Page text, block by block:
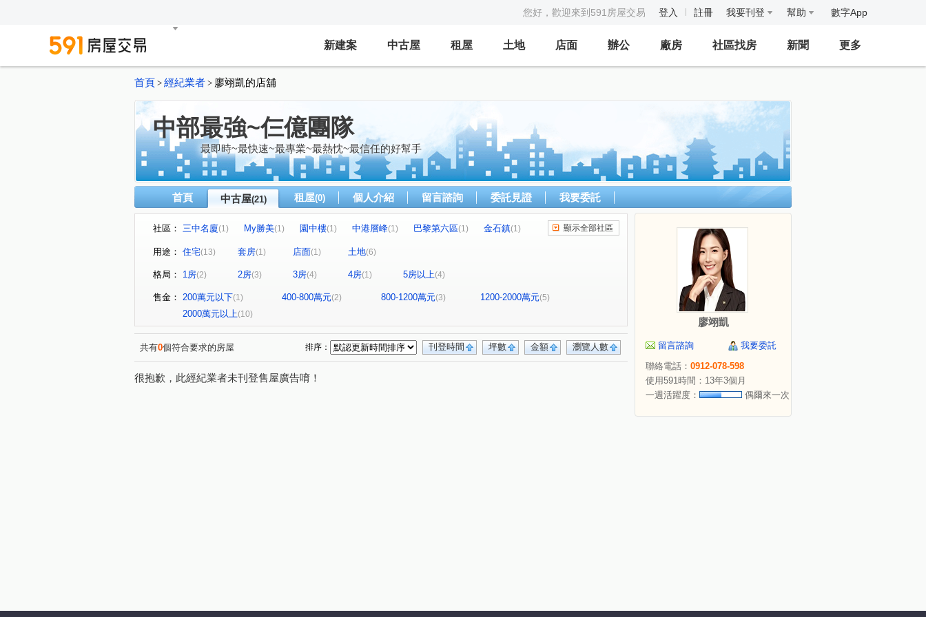
您好，歡迎來到591房屋交易 登入 註冊 我要刊登 幫助 數字App
新建案 中古屋 租屋 土地 店面 辦公 廠房 社區找房 新聞 更多
首頁 > 經紀業者 > 廖翊凱的店舖
中部最強~仨億團隊
最即時~最快速~最專業~最熱忱~最信任的好幫手
首頁 中古屋(21) 租屋(0) 個人介紹 留言諮詢 委託見證 我要委託
社區： 三中名廈(1) My勝美(1) 園中樓(1) 中港層峰(1) 巴黎第六區(1) 金石鎮(1)
文心1 瑞聯天地U區 圓環東路312巷31號
博館路 青海路二段 立德街 上安路 文心路四段
河南東二街(1) 大富路三段 (2) 福聯街 圓環東路(1) 文昌一街 (1)
環中路三段 (1)
顯示全部社區
用途： 住宅(13) 套房(1) 店面(1) 土地(6)
格局： 1房(2) 2房(3) 3房(4) 4房(1) 5房以上(4)
售金： 200萬元以下(1) 400-800萬元(2) 800-1200萬元(3) 1200-2000萬元(5)
2000萬元以上(10)
共有0個符合要求的房屋 瀏覽人數
金額
坪數
刊登時間
排序：
很抱歉，此經紀業者未刊登售屋廣告唷！
廖翊凱
留言諮詢
我要委託
聯絡電話： 0912-078-598
使用591時間：13年3個月
一週活躍度：
偶爾來一次